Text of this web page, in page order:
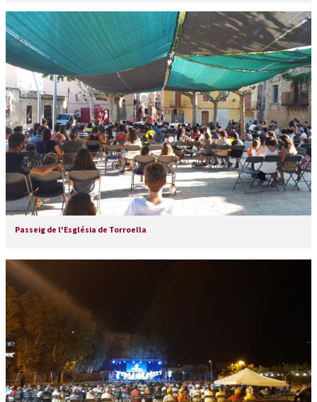
Passeig de l'Església de Torroella